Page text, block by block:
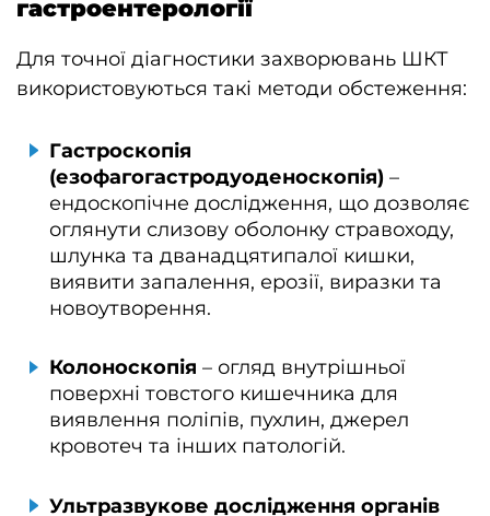
гастроентерології
Для точної діагностики захворювань ШКТ
використовуються такі методи обстеження:
Гастроскопія
(езофагогастродуоденоскопія) –
ендоскопічне дослідження, що дозволяє
оглянути слизову оболонку стравоходу,
шлунка та дванадцятипалої кишки,
виявити запалення, ерозії, виразки та
новоутворення.
Колоноскопія – огляд внутрішньої
поверхні товстого кишечника для
виявлення поліпів, пухлин, джерел
кровотеч та інших патологій.
Ультразвукове дослідження органів